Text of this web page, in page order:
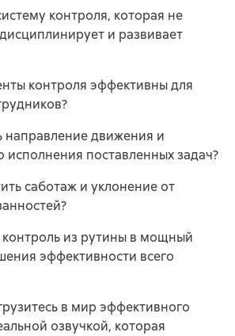
контроля, которая не
и развивает
контроля эффективны для
направление движения и
исполнения поставленных задач?
саботаж и уклонение от
контроль из рутины в мощный
эффективности всего
в мир эффективного
озвучкой, которая